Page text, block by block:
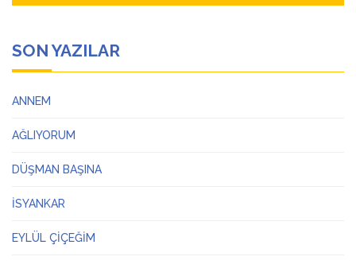
SON YAZILAR
ANNEM
AĞLIYORUM
DÜŞMAN BAŞINA
İSYANKAR
EYLÜL ÇİÇEĞİM